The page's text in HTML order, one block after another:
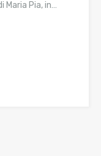
Maria Pia, in…